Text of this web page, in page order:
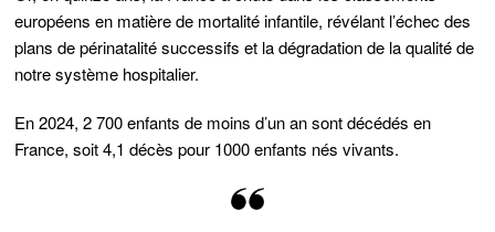
européens en matière de mortalité infantile, révélant l’échec des
plans de périnatalité successifs et la dégradation de la qualité de
notre système hospitalier.
En 2024, 2 700 enfants de moins d’un an sont décédés en
France, soit 4,1 décès pour 1000 enfants nés vivants.